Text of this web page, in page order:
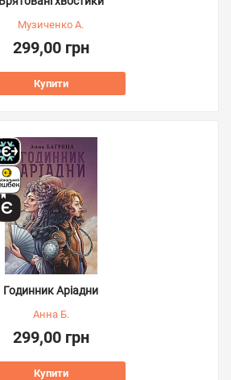
Музиченко А.
299,00 грн
Купити
Годинник Аріадни
Анна Б.
299,00 грн
Купити